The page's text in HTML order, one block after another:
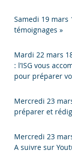
Samedi 19 mars
témoignages »
Mardi 22 mars
: l’ISG vous
pour préparer
Mercredi 23
préparer et
Mercredi 23
A suivre sur